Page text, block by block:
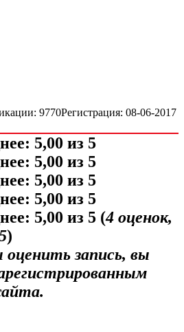
9770Регистрация: 08-06-2017
(4 оценок,
)
запись, вы